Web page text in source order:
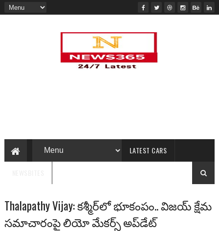
LATEST CARS
Thalapathy Vijay: కశ్మీర్‌లో భూకంపం.. విజయ్ క్షేమ
సమాచారంపై లియో మేకర్స్ అప్‌డేట్